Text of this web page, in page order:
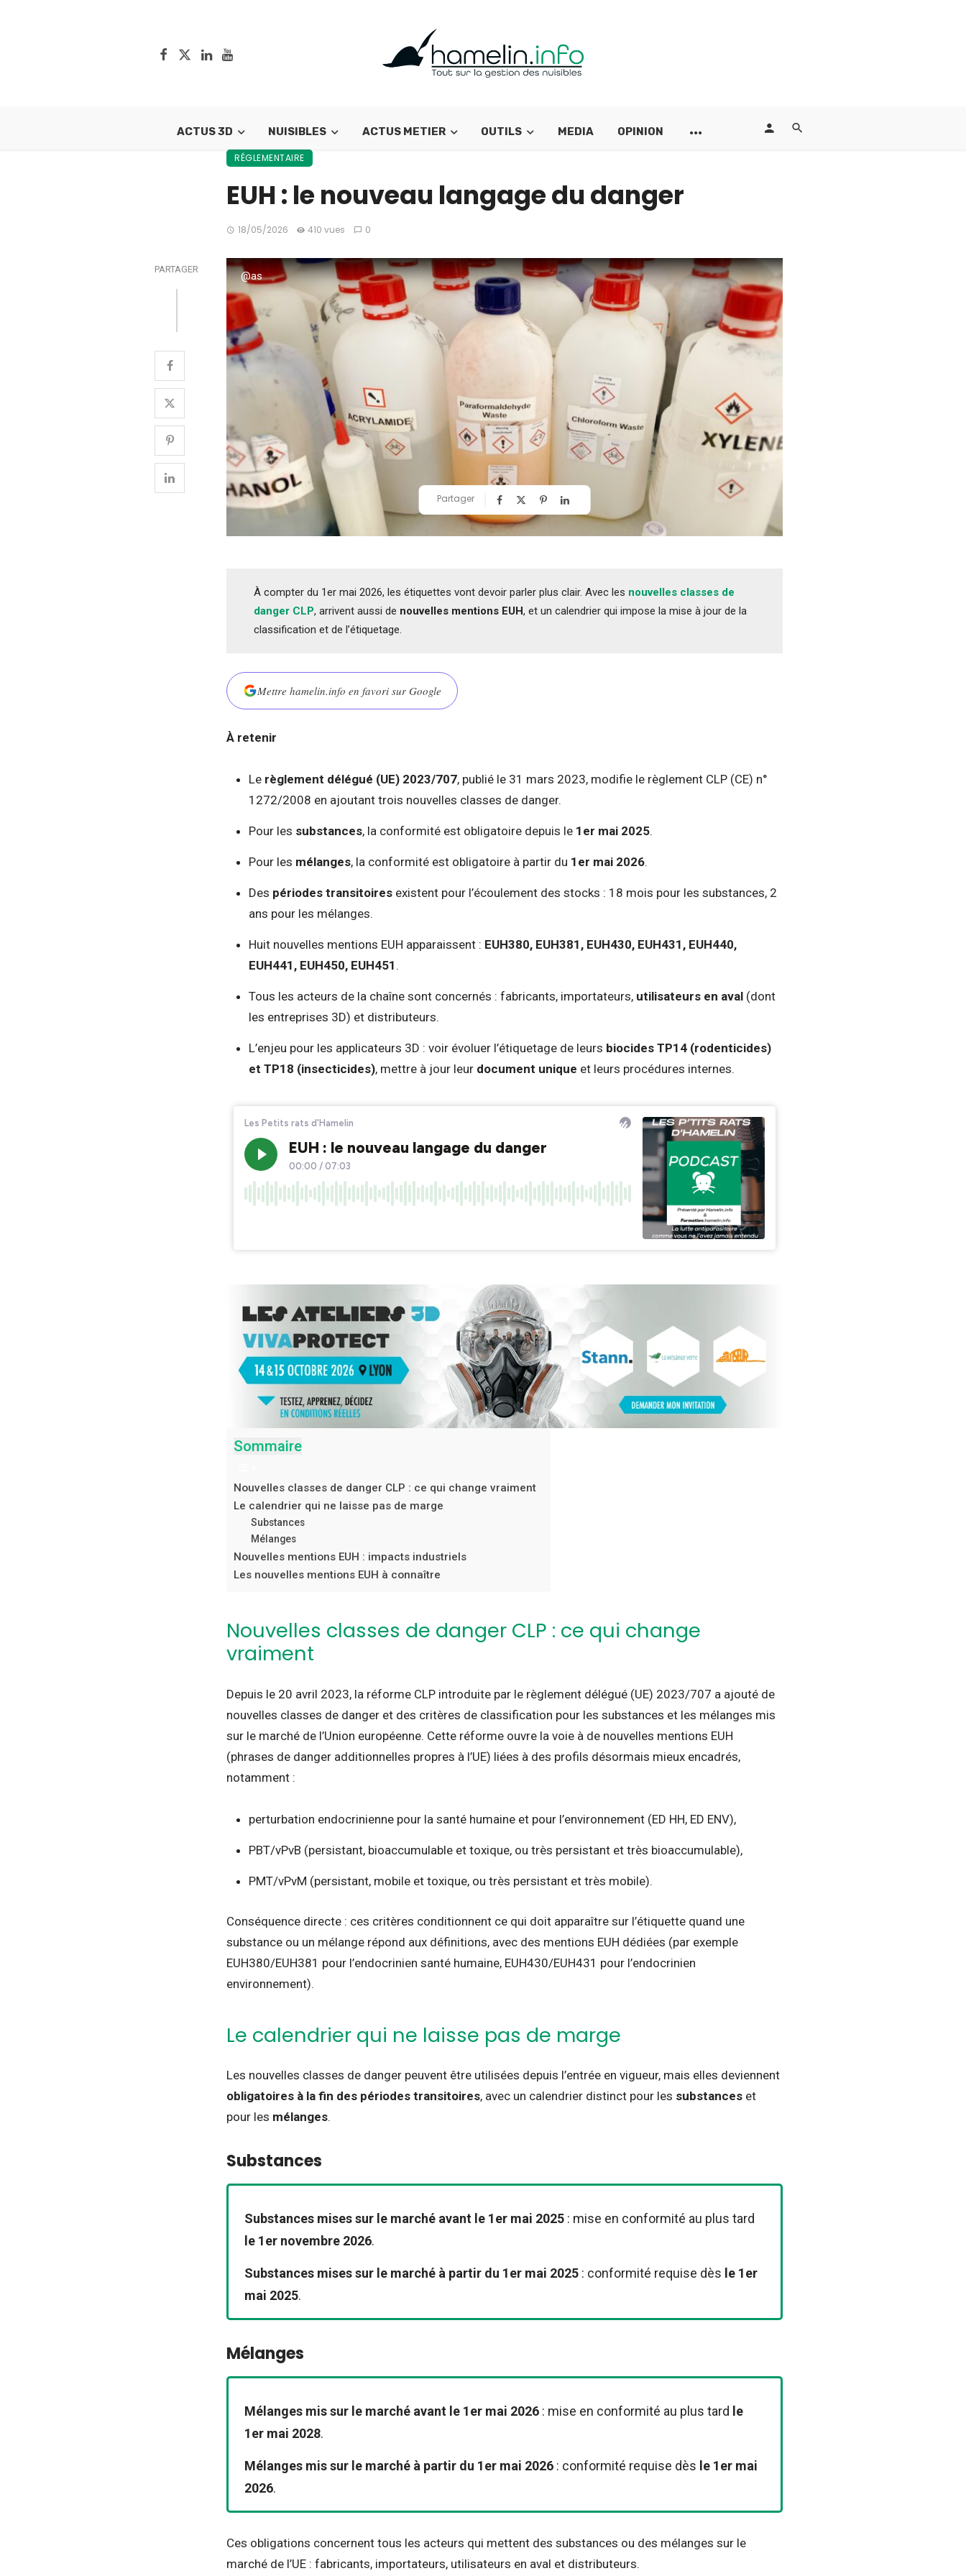
ACTUS 3D NUISIBLES ACTUS METIER OUTILS MEDIA OPINION
RÉGLEMENTAIRE
EUH : le nouveau langage du danger
18/05/2026 410 vues 0
PARTAGER
@as
Partager
À compter du 1er mai 2026, les étiquettes vont devoir parler plus clair. Avec les nouvelles classes de
danger CLP, arrivent aussi de nouvelles mentions EUH, et un calendrier qui impose la mise à jour de la
classification et de l’étiquetage.
Mettre hamelin.info en favori sur Google
À retenir
Le règlement délégué (UE) 2023/707, publié le 31 mars 2023, modifie le règlement CLP (CE) n°
1272/2008 en ajoutant trois nouvelles classes de danger.
Pour les substances, la conformité est obligatoire depuis le 1er mai 2025.
Pour les mélanges, la conformité est obligatoire à partir du 1er mai 2026.
Des périodes transitoiresexistent pour l’écoulement des stocks : 18 mois pour les substances, 2
ans pour les mélanges.
Huit nouvelles mentions EUH apparaissent : EUH380, EUH381, EUH430, EUH431, EUH440,
EUH441, EUH450, EUH451 .
Tous les acteurs de la chaîne sont concernés : fabricants, importateurs, utilisateurs en aval(dont
les entreprises 3D) et distributeurs.
L’enjeu pour les applicateurs 3D : voir évoluer l’étiquetage de leurs biocides TP14 (rodenticides)
et TP18 (insecticides), mettre à jour leur document unique et leurs procédures internes.
Sommaire
Nouvelles classes de danger CLP : ce qui change vraiment
Le calendrier qui ne laisse pas de marge
Substances
Mélanges
Nouvelles mentions EUH : impacts industriels
Les nouvelles mentions EUH à connaître
Nouvelles classes de danger CLP : ce qui change
vraiment
Depuis le 20 avril 2023, la réforme CLP introduite par le règlement délégué (UE) 2023/707 a ajouté de
nouvelles classes de danger et des critères de classification pour les substances et les mélanges mis
sur le marché de l’Union européenne. Cette réforme ouvre la voie à de nouvelles mentions EUH
(phrases de danger additionnelles propres à l’UE) liées à des profils désormais mieux encadrés,
notamment :
perturbation endocrinienne pour la santé humaine et pour l’environnement (ED HH, ED ENV),
PBT/vPvB (persistant, bioaccumulable et toxique, ou très persistant et très bioaccumulable),
PMT/vPvM (persistant, mobile et toxique, ou très persistant et très mobile).
Conséquence directe : ces critères conditionnent ce qui doit apparaître sur l’étiquette quand une
substance ou un mélange répond aux définitions, avec des mentions EUH dédiées (par exemple
EUH380/EUH381 pour l’endocrinien santé humaine, EUH430/EUH431 pour l’endocrinien
environnement).
Le calendrier qui ne laisse pas de marge
Les nouvelles classes de danger peuvent être utilisées depuis l’entrée en vigueur, mais elles deviennent
obligatoires à la fin des périodes transitoires, avec un calendrier distinct pour les substances et
pour les mélanges.
Substances
Substances mises sur le marché avant le 1er mai 2025 : mise en conformité au plus tard
le 1er novembre 2026.
Substances mises sur le marché à partir du 1er mai 2025 : conformité requise dès le 1er
mai 2025.
Mélanges
Mélanges mis sur le marché avant le 1er mai 2026 : mise en conformité au plus tard le
1er mai 2028.
Mélanges mis sur le marché à partir du 1er mai 2026 : conformité requise dès le 1er mai
2026.
Ces obligations concernent tous les acteurs qui mettent des substances ou des mélanges sur le
marché de l’UE : fabricants, importateurs, utilisateurs en aval et distributeurs.